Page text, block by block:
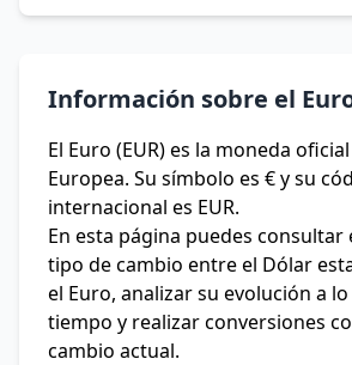
Información sobre el
El Euro (EUR) es la moneda
Europea. Su símbolo es € y su
internacional es EUR.
En esta página puedes
tipo de cambio entre el Dólar
el Euro, analizar su evolución a
tiempo y realizar conversiones
cambio actual.